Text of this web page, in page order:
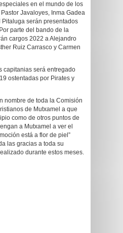
en el mundo de los
Javaloyes, Inma Gadea
serán presentados
parte del bando de la
cargos 2022 a Alejandro
Ruiz Carrasco y Carmen
capitanias será entregado
ostentadas por Pirates y
nombre de toda la Comisión
de Mutxamel a que
como de otros puntos de
a Mutxamel a ver el
está a flor de piel”
las gracias a toda su
durante estos meses.